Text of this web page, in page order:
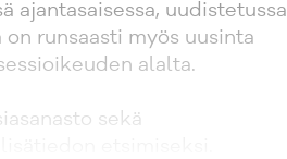
ajantasaisessa, uudistetussa
on runsaasti myös uusinta
alalta.
sekä